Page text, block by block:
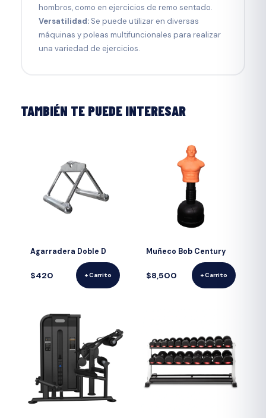
hombros, como en ejercicios de remo sentado.
Versatilidad:Se puede utilizar en diversas
máquinas y poleas multifuncionales para realizar
una variedad de ejercicios.
TAMBIÉN TE PUEDE INTERESAR
Agarradera Doble D
$420 + Carrito
Muñeco Bob Century
$8,500 + Carrito